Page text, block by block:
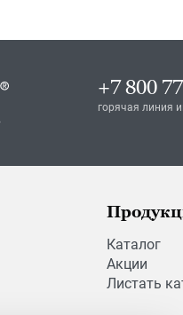
+7 800
горячая линия
Каталог
Акции
Листать